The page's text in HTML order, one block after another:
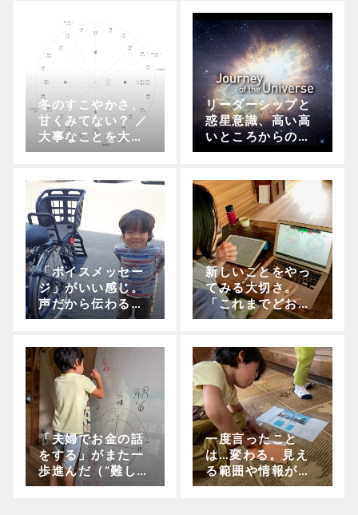
冬のすこやかさ、
甘くみてない？ ／
大事なことを大事
にするって、選択
リーダーシップと
惑星意識、高い高
いところからの見
方がもたらすエネ
「ボイスメッセー
ジ」がいい感じ。
声だから伝わるこ
とって、あるよ
新しいことをやっ
てみる大切さ。
「これまでどお
り」を超えてい
「夫婦でお金の話
をする」がまた一
歩進んだ（“難しい
対話”の実践）
一度言ったこと
は…変わる。見え
る範囲や情報が変
われば、そりゃ変